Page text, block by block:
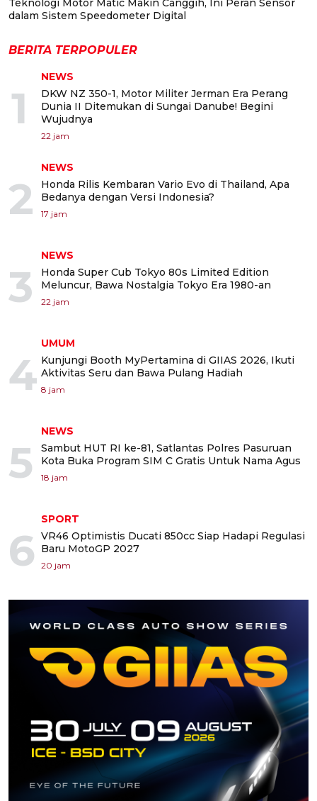
Teknologi Motor Matic Makin Canggih, Ini Peran Sensor
dalam Sistem Speedometer Digital
BERITA TERPOPULER
1
NEWS
DKW NZ 350-1, Motor Militer Jerman Era Perang
Dunia II Ditemukan di Sungai Danube! Begini
Wujudnya
22 jam
2
NEWS
Honda Rilis Kembaran Vario Evo di Thailand, Apa
Bedanya dengan Versi Indonesia?
17 jam
3
NEWS
Honda Super Cub Tokyo 80s Limited Edition
Meluncur, Bawa Nostalgia Tokyo Era 1980-an
22 jam
4
UMUM
Kunjungi Booth MyPertamina di GIIAS 2026, Ikuti
Aktivitas Seru dan Bawa Pulang Hadiah
8 jam
5
NEWS
Sambut HUT RI ke-81, Satlantas Polres Pasuruan
Kota Buka Program SIM C Gratis Untuk Nama Agus
18 jam
6
SPORT
VR46 Optimistis Ducati 850cc Siap Hadapi Regulasi
Baru MotoGP 2027
20 jam